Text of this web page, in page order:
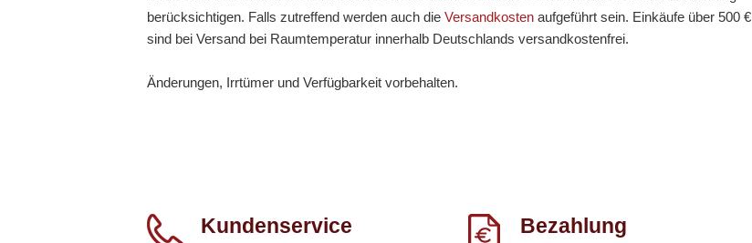
berücksichtigen. Falls zutreffend werden auch dieVersandkosten aufgeführt sein. Einkäufe über 500 €
sind bei Versand bei Raumtemperatur innerhalb Deutschlands versandkostenfrei.
Änderungen, Irrtümer und Verfügbarkeit vorbehalten.
Kundenservice Bezahlung